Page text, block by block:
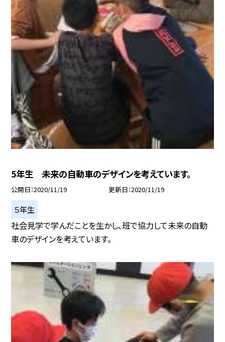
5年生 未来の自動車のデザインを考えています。
公開日 2020/11/19 更新日 2020/11/19
５年生
社会見学で学んだことを生かし、班で協力して未来の自動
車のデザインを考えています。